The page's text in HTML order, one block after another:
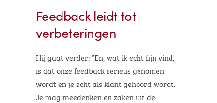
Feedback leidt tot
verbeteringen
Hij gaat verder: “En, wat ik echt fijn vind,
is dat onze feedback serieus genomen
wordt en je echt als klant gehoord wordt.
Je mag meedenken en zaken uit de